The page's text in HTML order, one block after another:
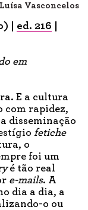
Luísa Vasconcelos
| ed. 216
em
E a cultura
com rapidez,
disseminação
fetiche
o
foi um
é tão real
e-mails. A
dia a dia, a
o ou